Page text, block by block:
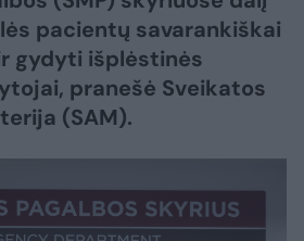
pacientų savarankiškai
gydyti išplėstinės
pranešė Sveikatos
(SAM).